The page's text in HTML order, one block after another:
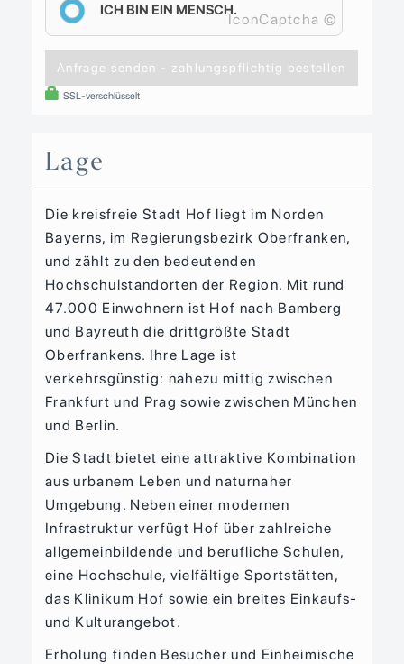
Anfrage senden - zahlungspflichtig bestellen
SSL-verschlüsselt
ICH BIN EIN MENSCH.
IconCaptcha ©
Lage
Die kreisfreie Stadt Hof liegt im Norden
Bayerns, im Regierungsbezirk Oberfranken,
und zählt zu den bedeutenden
Hochschulstandorten der Region. Mit rund
47.000 Einwohnern ist Hof nach Bamberg
und Bayreuth die drittgrößte Stadt
Oberfrankens. Ihre Lage ist
verkehrsgünstig: nahezu mittig zwischen
Frankfurt und Prag sowie zwischen München
und Berlin.
Die Stadt bietet eine attraktive Kombination
aus urbanem Leben und naturnaher
Umgebung. Neben einer modernen
Infrastruktur verfügt Hof über zahlreiche
allgemeinbildende und berufliche Schulen,
eine Hochschule, vielfältige Sportstätten,
das Klinikum Hof sowie ein breites Einkaufs-
und Kulturangebot.
Erholung finden Besucher und Einheimische